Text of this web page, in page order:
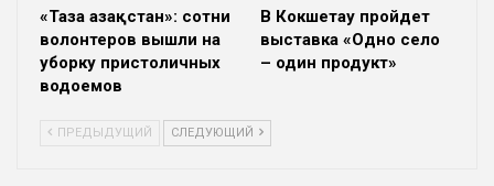
«Таза Қазақстан»: сотни
волонтеров вышли на
уборку пристоличных
водоемов
В Кокшетау пройдет
выставка «Одно село
– один продукт»
ПРЕДЫДУЩИЙ СЛЕДУЮЩИЙ